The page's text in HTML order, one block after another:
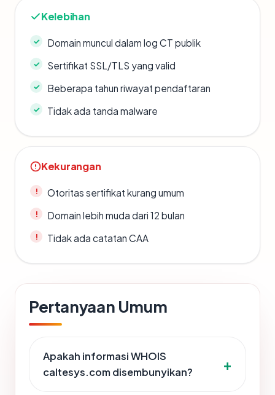
Kelebihan
Domain muncul dalam log CT publik
Sertifikat SSL/TLS yang valid
Beberapa tahun riwayat pendaftaran
Tidak ada tanda malware
Kekurangan
Otoritas sertifikat kurang umum
Domain lebih muda dari 12 bulan
Tidak ada catatan CAA
Pertanyaan Umum
Apakah informasi WHOIS
caltesys.com disembunyikan?